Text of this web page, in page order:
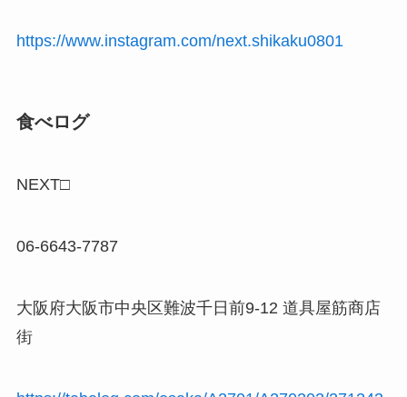
https://www.instagram.com/next.shikaku0801
食べログ
NEXT□
06-6643-7787
大阪府大阪市中央区難波千日前9-12 道具屋筋商店
街